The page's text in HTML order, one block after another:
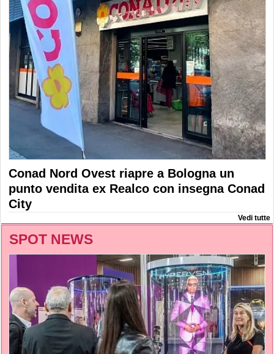
Conad Nord Ovest riapre a Bologna un
punto vendita ex Realco con insegna Conad
City
Vedi tutte
SPOT NEWS